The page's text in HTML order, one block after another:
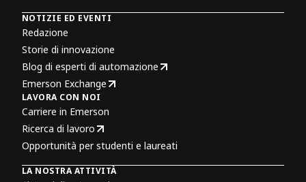
NOTIZIE ED EVENTI
Redazione
Storie di innovazione
Blog di esperti di automazione
Emerson Exchange
LAVORA CON NOI
Carriere in Emerson
Ricerca di lavoro
Opportunità per studenti e laureati
LA NOSTRA ATTIVITÀ